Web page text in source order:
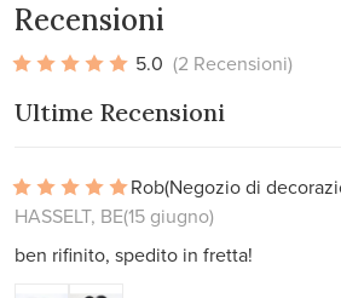
Recensioni
5.0 (2 Recensioni)
Ultime Recensioni
Rob(Negozio di
HASSELT, BE(15 giugno)
ben rifinito, spedito in fretta!